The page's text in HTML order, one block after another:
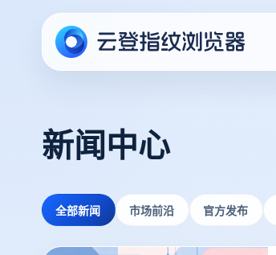
新闻中心
全部新闻 市场前沿 官方发布